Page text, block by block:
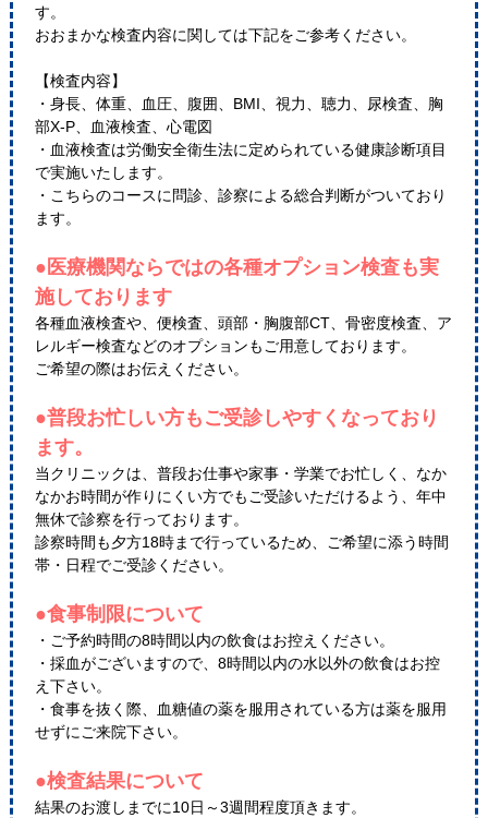
す。
おおまかな検査内容に関しては下記をご参考ください。
【検査内容】
・身長、体重、血圧、腹囲、BMI、視力、聴力、尿検査、胸
部X-P、血液検査、心電図
・血液検査は労働安全衛生法に定められている健康診断項目
で実施いたします。
・こちらのコースに問診、診察による総合判断がついており
ます。
●医療機関ならではの各種オプション検査も実
施しております
各種血液検査や、便検査、頭部・胸腹部CT、骨密度検査、ア
レルギー検査などのオプションもご用意しております。
ご希望の際はお伝えください。
●普段お忙しい方もご受診しやすくなっており
ます。
当クリニックは、普段お仕事や家事・学業でお忙しく、なか
なかお時間が作りにくい方でもご受診いただけるよう、年中
無休で診察を行っております。
診察時間も夕方18時まで行っているため、ご希望に添う時間
帯・日程でご受診ください。
●食事制限について
・ご予約時間の8時間以内の飲食はお控えください。
・採血がございますので、8時間以内の水以外の飲食はお控
え下さい。
・食事を抜く際、血糖値の薬を服用されている方は薬を服用
せずにご来院下さい。
●検査結果について
結果のお渡しまでに10日～3週間程度頂きます。